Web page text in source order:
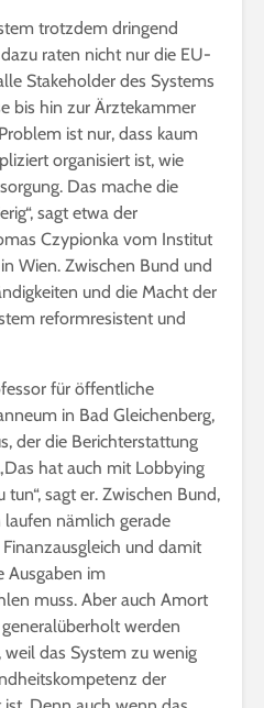
trotzdem dringend
raten nicht nur die EU-
Stakeholder des Systems
bis hin zur Ärztekammer
ist nur, dass kaum
organisiert ist, wie
Das mache die
sagt etwa der
Czypionka vom Institut
Wien. Zwischen Bund und
und die Macht der
reformresistent und
für öffentliche
in Bad Gleichenberg,
der die Berichterstattung
hat auch mit Lobbying
sagt er. Zwischen Bund,
nämlich gerade
und damit
Ausgaben im
muss. Aber auch Amort
werden
das System zu wenig
der